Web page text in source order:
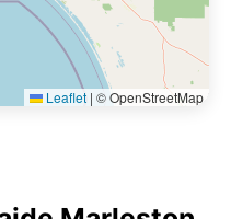
Leaflet | © OpenStreetMap